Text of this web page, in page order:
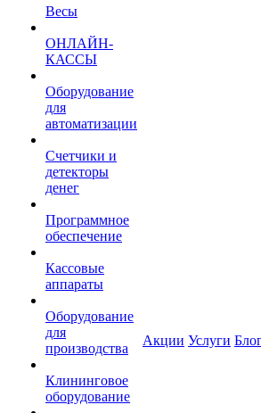
Весы
ОНЛАЙН-
КАССЫ
Оборудование
для
автоматизации
Счетчики и
детекторы
денег
Программное
обеспечение
Кассовые
аппараты
Оборудование
для
производства
Клининговое
оборудование
Акции Услуги